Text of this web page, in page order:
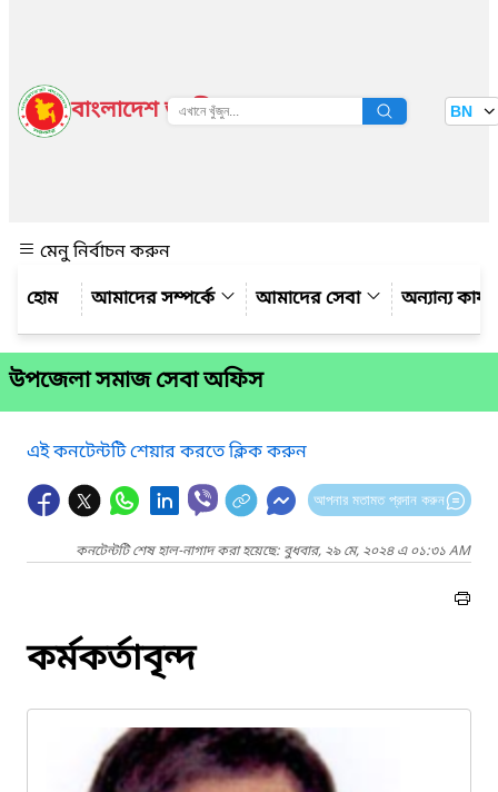
বাংলাদেশ জাতীয় তথ্য বাতায়ন BN
মেনু নির্বাচন করুন
আমাদের সম্পর্কে
আমাদের সেবা অন্যান্য
উপজেলা সমাজ সেবা অফিস
এই কনটেন্টটি শেয়ার করতে ক্লিক করুন
আপনার মতামত প্রদান করুন
কনটেন্টটি শেষ হাল-নাগাদ করা হয়েছে: বুধবার, ২৯ মে, ২০২৪ এ ০১:৩১ AM
কর্মকর্তাবৃন্দ